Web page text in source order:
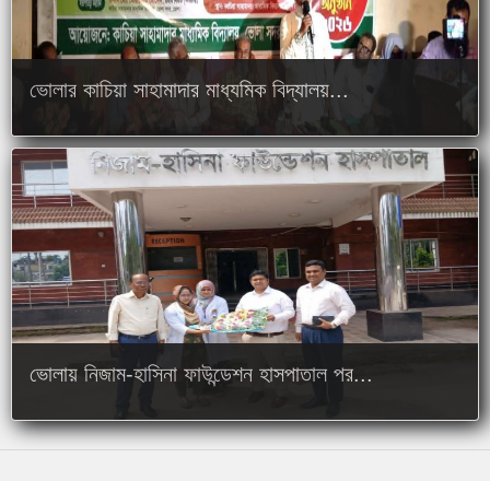
ভোলার কাচিয়া সাহামাদার মাধ্যমিক বিদ্যালয়...
ভোলায় নিজাম-হাসিনা ফাউন্ডেশন হাসপাতাল পর...